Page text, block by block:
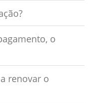
o
renovar o